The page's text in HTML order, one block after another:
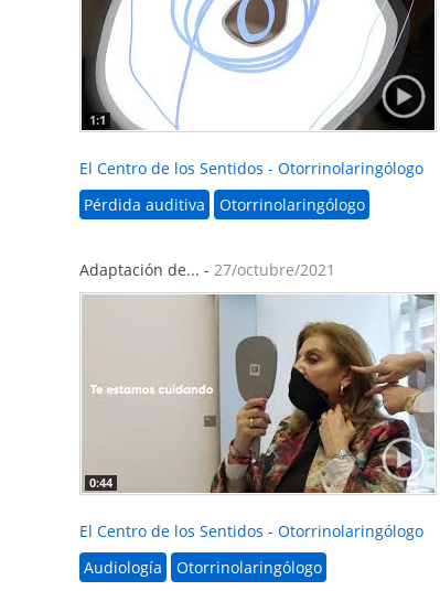
1:1
El Centro de los Sentidos - Otorrinolaringólogo
Pérdida auditiva
Otorrinolaringólogo
Adaptación de... - 27/octubre/2021
0:44
El Centro de los Sentidos - Otorrinolaringólogo
Audiología
Otorrinolaringólogo